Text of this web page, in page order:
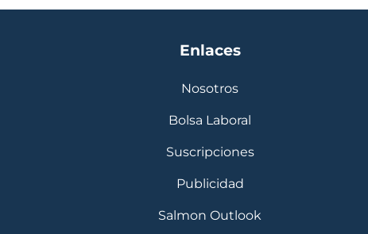
Enlaces
Nosotros
Bolsa Laboral
Suscripciones
Publicidad
Salmon Outlook